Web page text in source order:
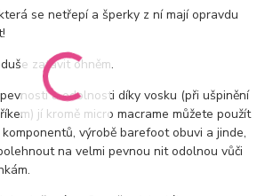
se netřepí a šperky z ní mají opravdu
zatavit ohněm.
a odolnosti díky vosku (při ušpinění
jí kromě micro macrame můžete použít
výrobě barefoot obuvi a jinde,
na velmi pevnou nit odolnou vůči